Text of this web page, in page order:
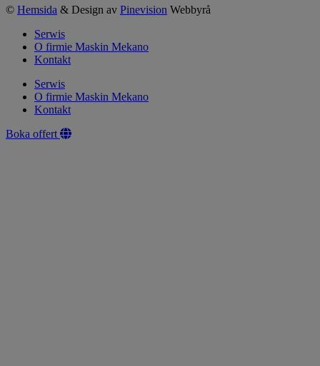
© Hemsida & Design av Pinevision Webbyrå
Serwis
O firmie Maskin Mekano
Kontakt
Serwis
O firmie Maskin Mekano
Kontakt
Boka offert